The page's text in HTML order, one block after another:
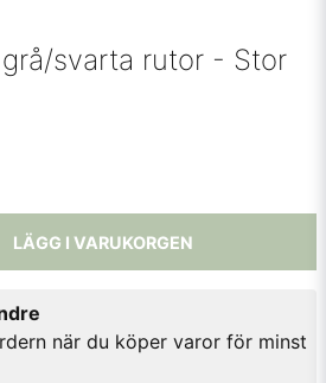
svarta rutor - Stor
LÄGG I VARUKORGEN
när du köper varor för minst